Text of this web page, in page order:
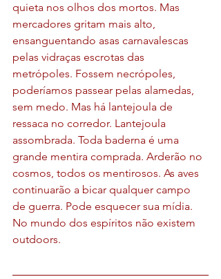
quieta nos olhos dos mortos. Mas
mercadores gritam mais alto,
ensanguentando asas carnavalescas
pelas vidraças escrotas das
metrópoles. Fossem necrópoles,
poderíamos passear pelas alamedas,
sem medo. Mas há lantejoula de
ressaca no corredor. Lantejoula
assombrada. Toda baderna é uma
grande mentira comprada. Arderão no
cosmos, todos os mentirosos. As aves
continuarão a bicar qualquer campo
de guerra. Pode esquecer sua mídia.
No mundo dos espíritos não existem
outdoors.